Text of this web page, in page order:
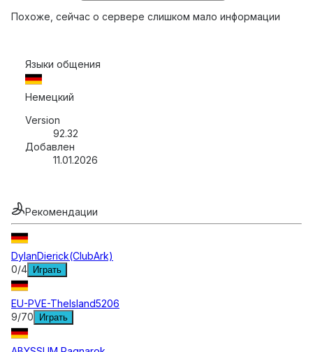
Похоже, сейчас о сервере слишком мало информации
Языки общения
Немецкий
Version
92.32
Добавлен
11.01.2026
Рекомендации
DylanDierick(ClubArk)
0/4 Играть
EU-PVE-TheIsland5206
9/70 Играть